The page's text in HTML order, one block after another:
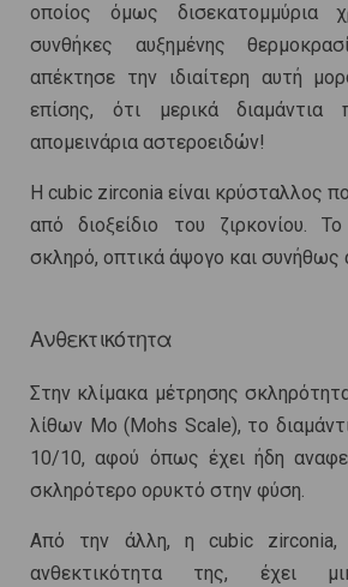
οποίος όμως δισεκατομμύρια
συνθήκες αυξημένης
απέκτησε την ιδιαίτερη αυτή
επίσης, ότι μερικά διαμάντια
απομεινάρια αστεροειδών!
Η cubic zirconia είναι κρύσταλλος
από διοξείδιο του ζιρκονίου.
σκληρό, οπτικά άψογο και συνήθως
Ανθεκτικότητα
Στην κλίμακα μέτρησης
λίθων Mo (Mohs Scale), το
10/10, αφού όπως έχει ήδη
σκληρότερο ορυκτό στην φύση.
Από την άλλη, η cubic zirconia,
ανθεκτικότητα της, έχει